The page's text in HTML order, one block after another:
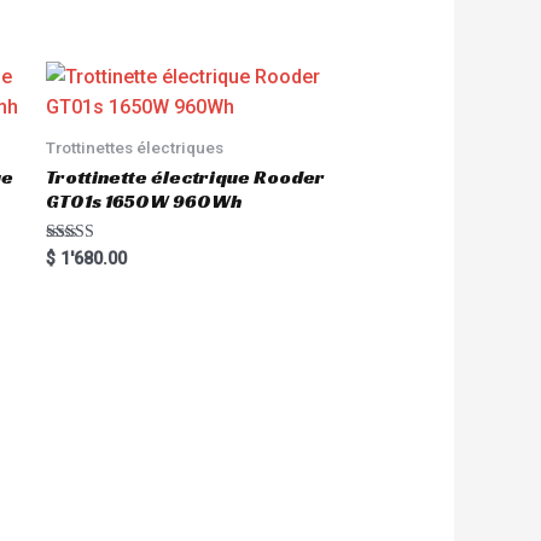
Trottinettes électriques
Trottinette électrique Rooder
GT01s 1650W 960Wh
Rated
5.00
$1'680.00